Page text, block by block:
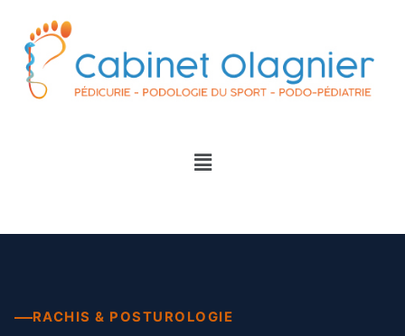
RACHIS & POSTUROLOGIE